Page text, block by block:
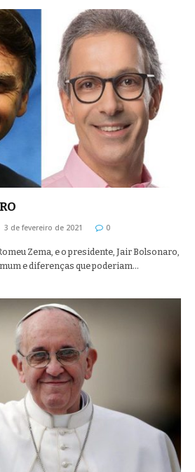
3 de fevereiro de 2021 0
Zema, e o presidente, Jair Bolsonaro,
e diferenças que poderiam…